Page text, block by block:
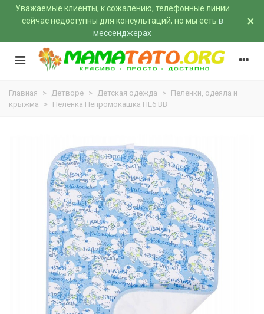
Уважаемые клиенты, к сожалению, телефонные линии
сейчас недоступны для консультаций, но мы есть в
мессенджерах
×
Главная > Детворе > Детская одежда > Пеленки, одеяла и
крыжма
> Пеленка Непромокашка ПЕ6 BB